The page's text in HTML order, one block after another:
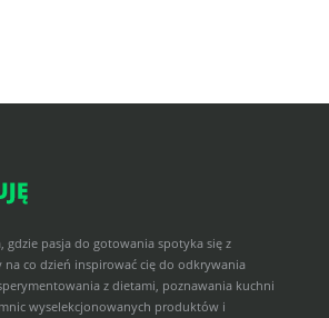
gdzie pasja do gotowania spotyka się z
na co dzień inspirować cię do odkrywania
z dietami, poznawania kuchni
wyselekcjonowanych produktów i